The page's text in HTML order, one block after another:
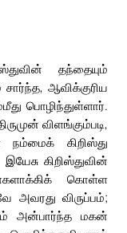
தந்தையும்
ஆவிக்குரிய
பொழிந்துள்ளார்.
விளங்கும்படி,
கிறிஸ்து
கிறிஸ்துவின்
கொள்ள
அவரது விருப்பம்;
அன்பார்ந்த மகன்